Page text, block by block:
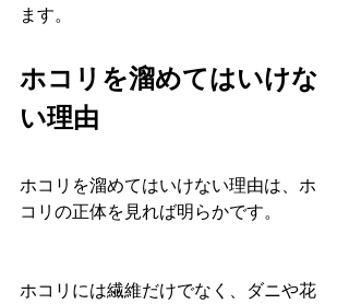
ます。
ホコリを溜めてはいけな
い理由
ホコリを溜めてはいけない理由は、ホ
コリの正体を見れば明らかです。
ホコリには繊維だけでなく、ダニや花